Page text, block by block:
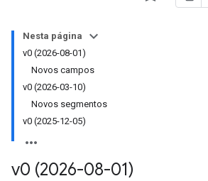
Nesta página
v0 (2026-08-01)
Novos campos
v0 (2026-03-10)
Novos segmentos
v0 (2025-12-05)
v0 (2026-08-01)